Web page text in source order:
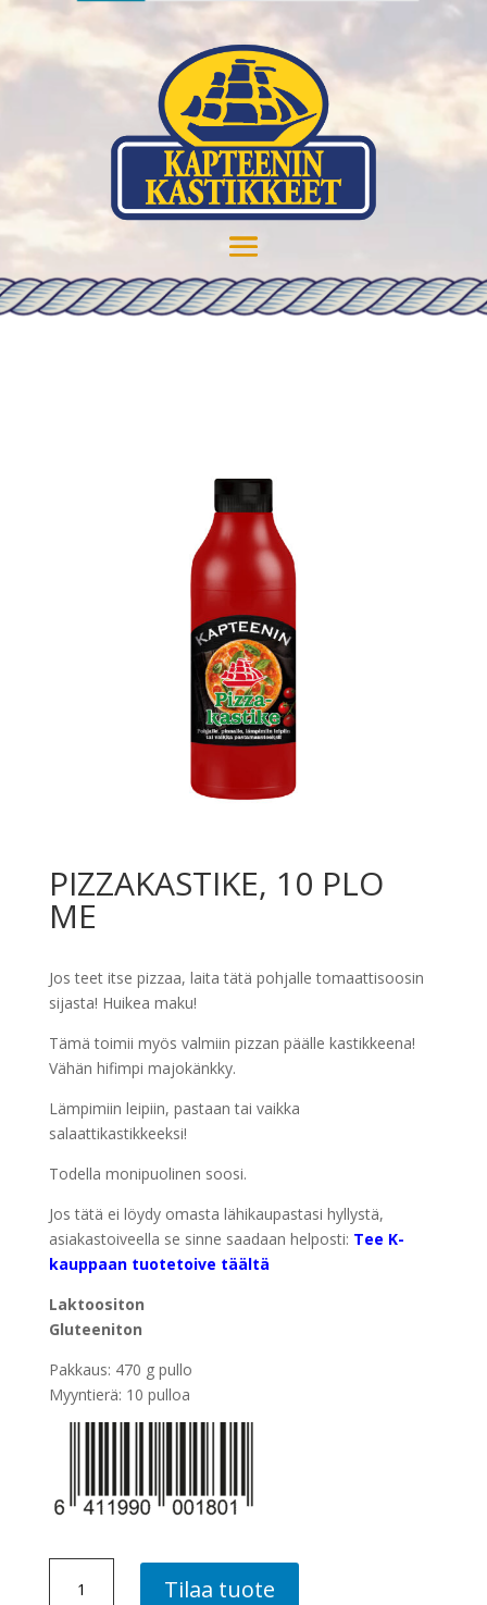
PIZZAKASTIKE, 10 PLO
ME
Jos teet itse pizzaa, laita tätä pohjalle tomaattisoosin
sijasta! Huikea maku!
Tämä toimii myös valmiin pizzan päälle kastikkeena!
Vähän hifimpi majokänkky.
Lämpimiin leipiin, pastaan tai vaikka
salaattikastikkeeksi!
Todella monipuolinen soosi.
Jos tätä ei löydy omasta lähikaupastasi hyllystä,
asiakastoiveella se sinne saadaan helposti: Tee K-
kauppaan tuotetoive täältä
Laktoositon
Gluteeniton
Pakkaus: 470 g pullo
Myyntierä: 10 pulloa
PIZZAKASTIKE,
Tilaa tuote